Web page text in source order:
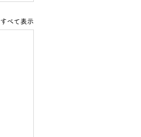
すべて表示